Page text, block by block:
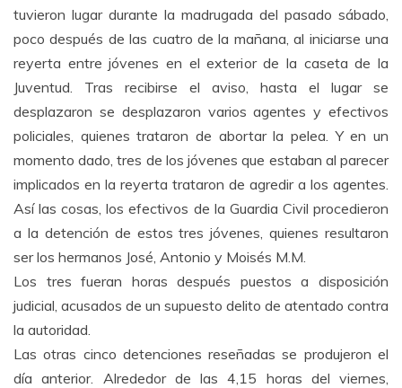
tuvieron lugar durante la madrugada del pasado sábado,
poco después de las cuatro de la mañana, al iniciarse una
reyerta entre jóvenes en el exterior de la caseta de la
Juventud. Tras recibirse el aviso, hasta el lugar se
desplazaron se desplazaron varios agentes y efectivos
policiales, quienes trataron de abortar la pelea. Y en un
momento dado, tres de los jóvenes que estaban al parecer
implicados en la reyerta trataron de agredir a los agentes.
Así las cosas, los efectivos de la Guardia Civil procedieron
a la detención de estos tres jóvenes, quienes resultaron
ser los hermanos José, Antonio y Moisés M.M.
Los tres fueran horas después puestos a disposición
judicial, acusados de un supuesto delito de atentado contra
la autoridad.
Las otras cinco detenciones reseñadas se produjeron el
día anterior. Alrededor de las 4,15 horas del viernes,